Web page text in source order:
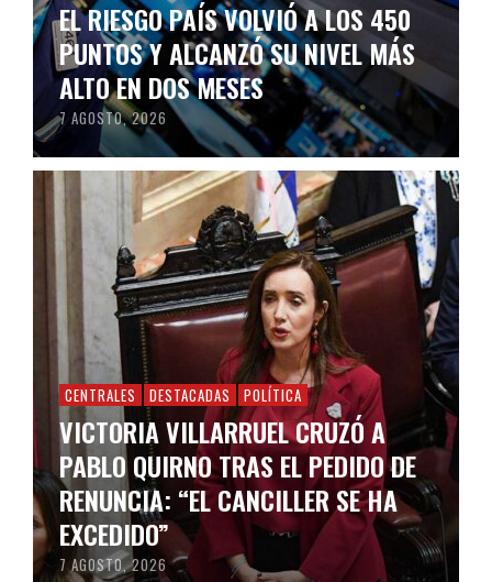
EL RIESGO PAÍS VOLVIÓ A LOS 450
PUNTOS Y ALCANZÓ SU NIVEL MÁS
ALTO EN DOS MESES
7 AGOSTO, 2026
CENTRALES DESTACADAS POLÍTICA
VICTORIA VILLARRUEL CRUZÓ A
PABLO QUIRNO TRAS EL PEDIDO DE
RENUNCIA: “EL CANCILLER SE HA
EXCEDIDO”
7 AGOSTO, 2026